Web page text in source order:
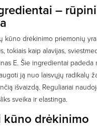
–
kūno drėkinimo priemonių
tokiais kaip alavijas,
E. Šie ingredientai padeda
ją nuo laisvųjų radikalų
išvaizdą. Reguliariai
sveika ir elastinga.
drėkinimo